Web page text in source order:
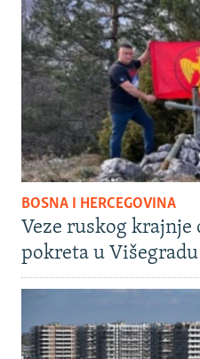
BOSNA I HERCEGOVINA
Veze ruskog krajnje
pokreta u Višegradu